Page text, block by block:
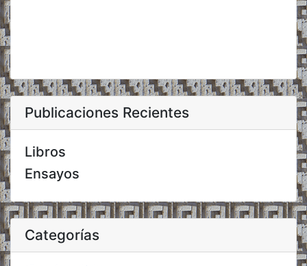
Publicaciones Recientes
Libros
Ensayos
Categorías